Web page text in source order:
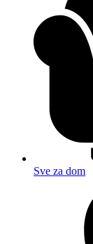
Sve za dom